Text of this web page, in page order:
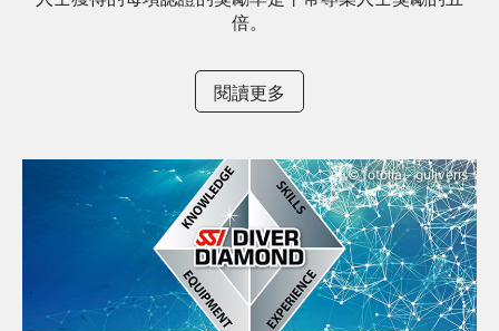
倍。
閱讀更多
© fotolia - guliveris